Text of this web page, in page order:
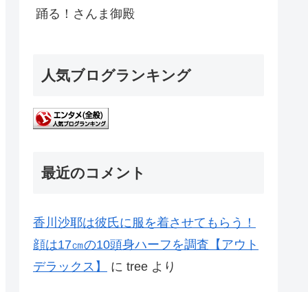
踊る！さんま御殿
人気ブログランキング
最近のコメント
香川沙耶は彼氏に服を着させてもらう！
顔は17㎝の10頭身ハーフを調査【アウト
デラックス】
に tree より